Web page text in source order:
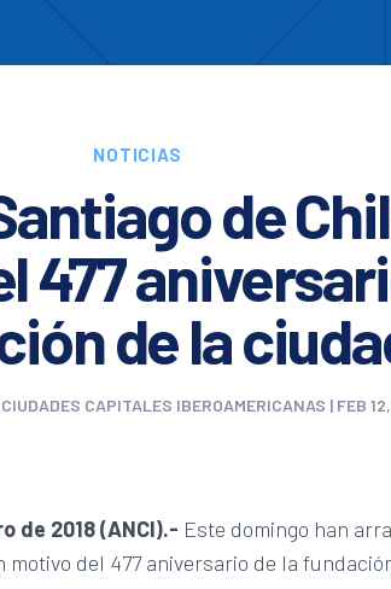
NOTICIAS
de
477
de la
CAPITALES IBEROAMERICANAS | FEB
de 2018 (ANCI).- Este domingo han
del 477 aniversario de la